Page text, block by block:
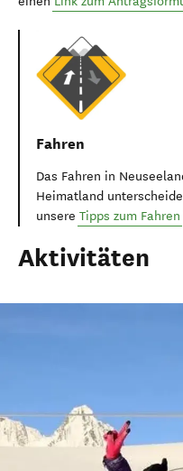
Fahren
Das Fahren in
Heimatland
unsere Tipps zum Fahren
Aktivitäten